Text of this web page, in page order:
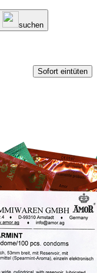
suchen
Sofort eintüten